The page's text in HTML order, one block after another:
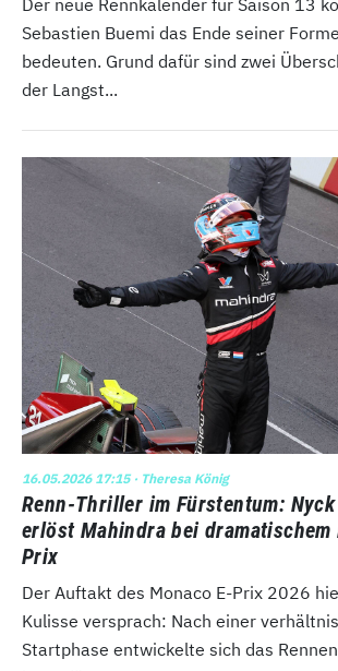
Der neue Rennkalender für Saison 13
Sebastien Buemi das Ende seiner
bedeuten. Grund dafür sind zwei
der Langst...
16.05.2026 17:15· Theresa König
Renn-Thriller im Fürstentum:
erlöst Mahindra bei dramatischem
Prix
Der Auftakt des Monaco E-Prix 2026
Kulisse versprach: Nach einer
Startphase entwickelte sich das